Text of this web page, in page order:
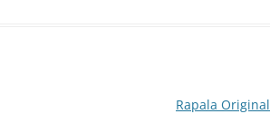
Rapala Original